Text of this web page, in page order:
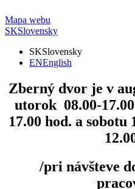
Mapa webu
SKSlovensky
SKSlovensky
ENEnglish
Zberný dvorje v
utorok 08.00-
17.00 hod. a sobotu
/pri návšteve